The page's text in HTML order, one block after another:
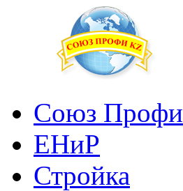
Союз Профи
ЕНиР
Стройка